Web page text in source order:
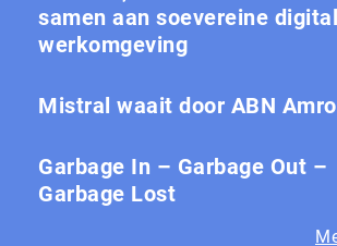
samen aan soevereine
werkomgeving
Mistral waait door ABN Amro
Garbage In – Garbage Out –
Garbage Lost